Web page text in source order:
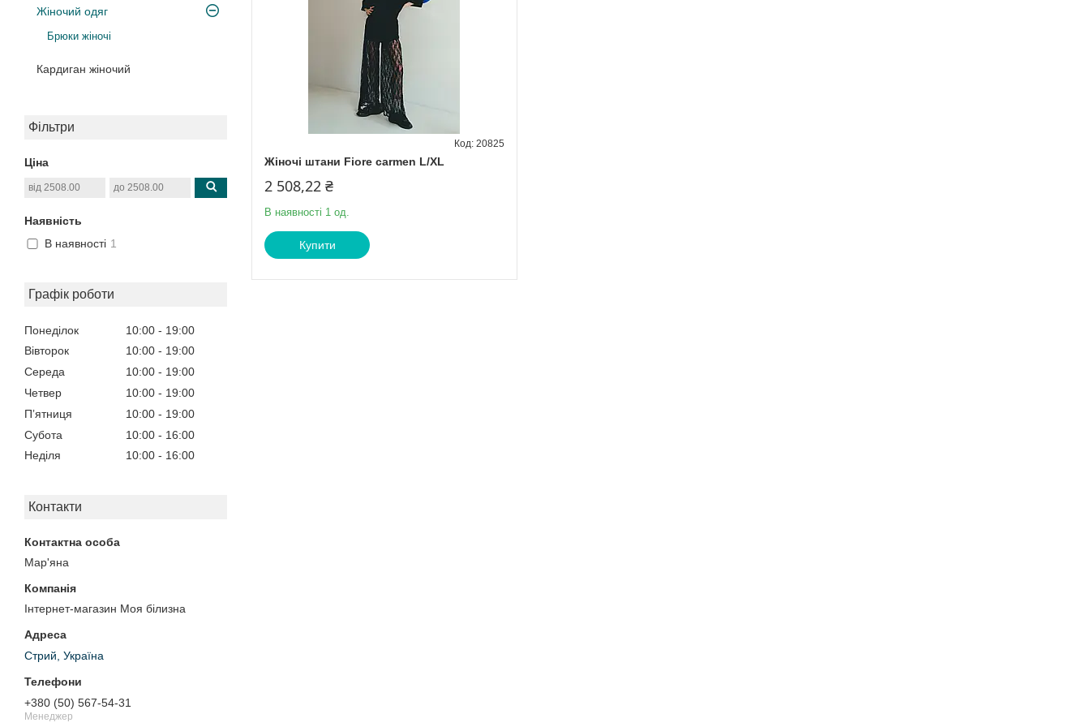
Жіночий одяг
Брюки жіночі
Кардиган жіночий
Фільтри
Ціна
Наявність
В наявності 1
Графік роботи
Понеділок 10:00
19:00
Вівторок
10:00
19:00
Середа
10:00
19:00
Четвер
10:00
19:00
Пʼятниця
10:00
19:00
Субота
10:00
16:00
Неділя
10:00 16:00
Контакти
Мар'яна
Інтернет-магазин Моя білизна
Стрий, Україна
+380 (50) 567-54-31
Менеджер
Жіночі штани Fiore carmen L/XL
20825
2 508,22 ₴
В наявності 1 од.
Купити